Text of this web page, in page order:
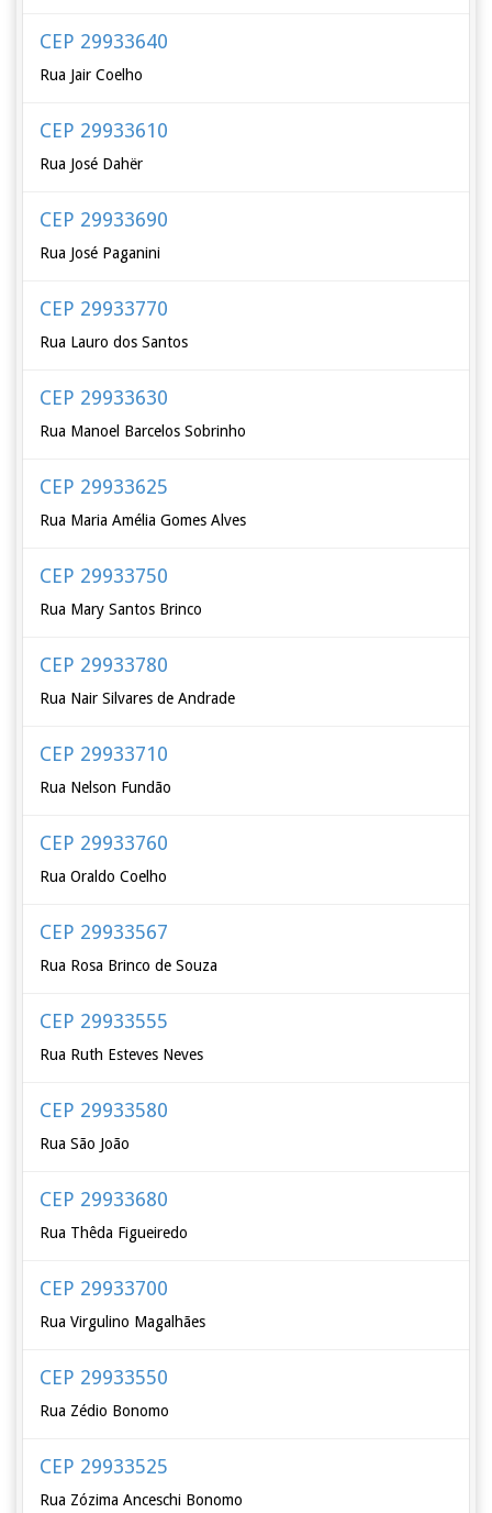
CEP 29933640
Rua Jair Coelho
CEP 29933610
Rua José Dahër
CEP 29933690
Rua José Paganini
CEP 29933770
Rua Lauro dos Santos
CEP 29933630
Rua Manoel Barcelos Sobrinho
CEP 29933625
Rua Maria Amélia Gomes Alves
CEP 29933750
Rua Mary Santos Brinco
CEP 29933780
Rua Nair Silvares de Andrade
CEP 29933710
Rua Nelson Fundão
CEP 29933760
Rua Oraldo Coelho
CEP 29933567
Rua Rosa Brinco de Souza
CEP 29933555
Rua Ruth Esteves Neves
CEP 29933580
Rua São João
CEP 29933680
Rua Thêda Figueiredo
CEP 29933700
Rua Virgulino Magalhães
CEP 29933550
Rua Zédio Bonomo
CEP 29933525
Rua Zózima Anceschi Bonomo